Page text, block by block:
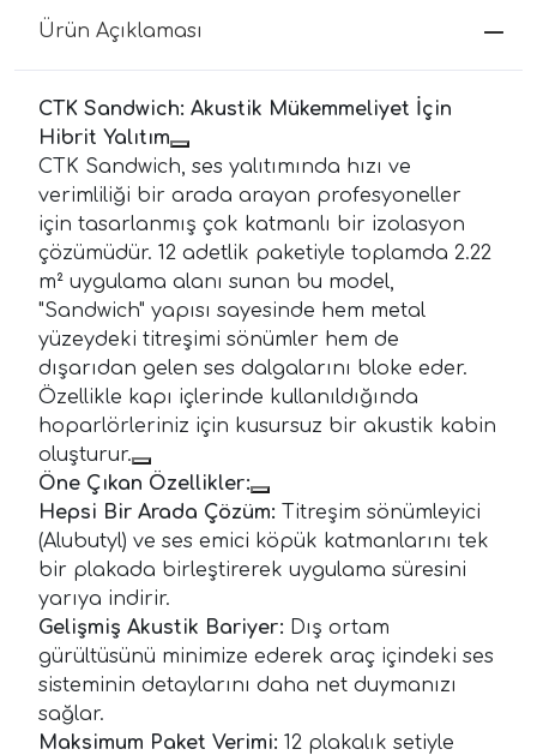
Ürün Açıklaması
CTK Sandwich: Akustik Mükemmeliyet İçin
Hibrit Yalıtım
CTK Sandwich, ses yalıtımında hızı ve
verimliliği bir arada arayan profesyoneller
için tasarlanmış çok katmanlı bir izolasyon
çözümüdür. 12 adetlik paketiyle toplamda 2.22
m² uygulama alanı sunan bu model,
"Sandwich" yapısı sayesinde hem metal
yüzeydeki titreşimi sönümler hem de
dışarıdan gelen ses dalgalarını bloke eder.
Özellikle kapı içlerinde kullanıldığında
hoparlörleriniz için kusursuz bir akustik kabin
oluşturur.
Öne Çıkan Özellikler:
Hepsi Bir Arada Çözüm: Titreşim sönümleyici
(Alubutyl) ve ses emici köpük katmanlarını tek
bir plakada birleştirerek uygulama süresini
yarıya indirir.
Gelişmiş Akustik Bariyer: Dış ortam
gürültüsünü minimize ederek araç içindeki ses
sisteminin detaylarını daha net duymanızı
sağlar.
Maksimum Paket Verimi: 12 plakalık setiyle